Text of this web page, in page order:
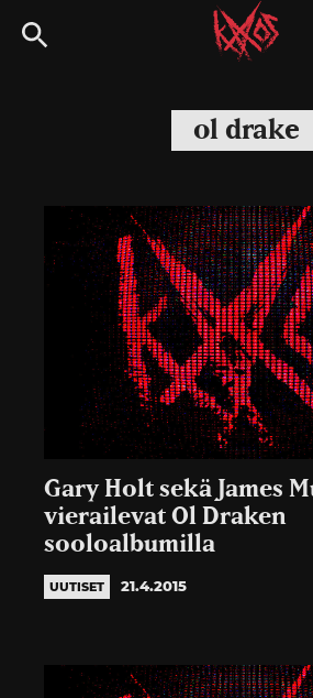
Siirry
suoraan
Kaaoszine
ol drake
Gary Holt sekä James
vierailevat Ol Draken
sooloalbumilla
UUTISET 21.4.2015